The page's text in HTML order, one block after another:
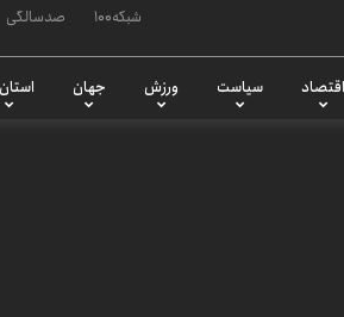
شبکه۱۰۰ صدسالگی
اقتصاد سیاست ورزش جهان